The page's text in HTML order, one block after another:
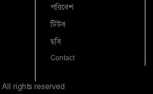
পরিবেশ
টিউব
ছবি
Contact
rights reserved